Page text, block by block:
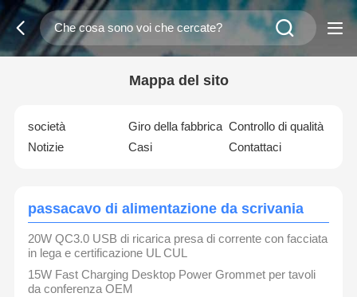
Mappa del sito
società Giro della fabbrica Controllo di qualità
Notizie
Casi Contattaci
passacavo di alimentazione da scrivania
20W QC3.0 USB di ricarica presa di corrente con facciata
in lega e certificazione UL CUL
15W Fast Charging Desktop Power Grommet per tavoli
da conferenza OEM